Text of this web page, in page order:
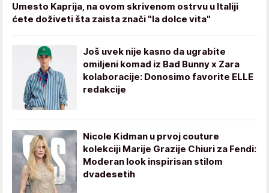
Umesto Kaprija, na ovom skrivenom ostrvu u Italiji
ćete doživeti šta zaista znači "la dolce vita"
Još uvek nije kasno da ugrabite
omiljeni komad iz Bad Bunny x Zara
kolaboracije: Donosimo favorite ELLE
redakcije
Nicole Kidman u prvoj couture
kolekciji Marije Grazije Chiuri za Fendi:
Moderan look inspirisan stilom
dvadesetih